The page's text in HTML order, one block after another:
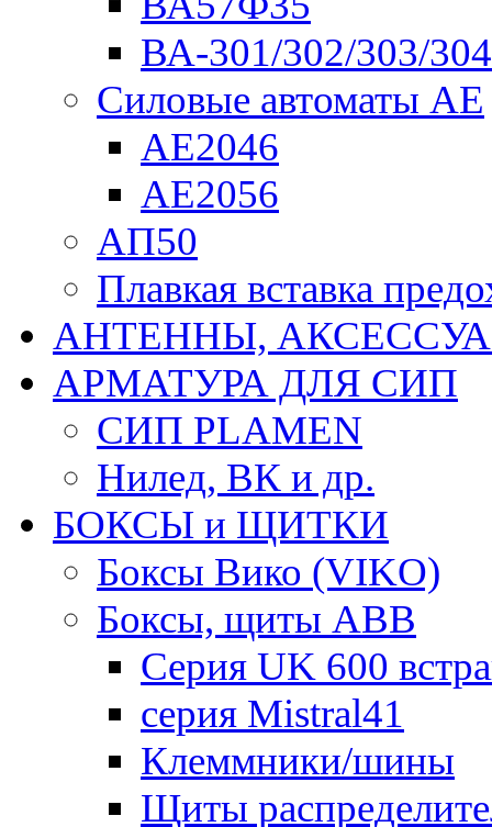
ВА-301/302/303/
Силовые автоматы АЕ
АЕ2046
АЕ2056
АП50
Плавкая вставка
АНТЕННЫ,
АРМАТУРА ДЛЯ СИП
СИП PLAMEN
Нилед, ВК и др.
БОКСЫ и ЩИТКИ
Боксы Вико (VIKO)
Боксы, щиты ABB
Серия UK 600
серия Mistral41
Клеммники/шины
Щиты